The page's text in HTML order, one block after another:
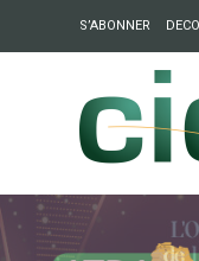
S’ABONNER
: Partech Shaker